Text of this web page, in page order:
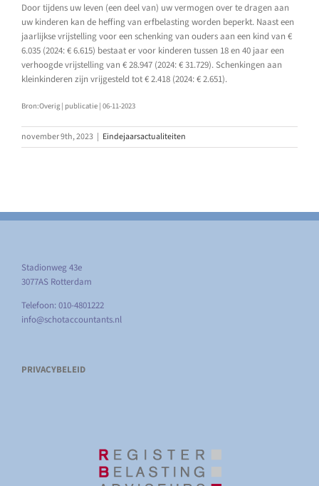
Door tijdens uw leven (een deel van) uw vermogen over te dragen aan
uw kinderen kan de heffing van erfbelasting worden beperkt. Naast een
jaarlijkse vrijstelling voor een schenking van ouders aan een kind van €
6.035 (2024: € 6.615) bestaat er voor kinderen tussen 18 en 40 jaar een
verhoogde vrijstelling van € 28.947 (2024: € 31.729). Schenkingen aan
kleinkinderen zijn vrijgesteld tot € 2.418 (2024: € 2.651).
Bron:Overig | publicatie | 06-11-2023
november 9th, 2023 | Eindejaarsactualiteiten
Stadionweg 43e
3077AS Rotterdam
Telefoon: 010-4801222
info@schotaccountants.nl
PRIVACYBELEID